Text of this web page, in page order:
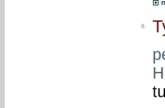
6.